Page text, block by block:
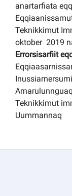
anartarfiata
Teknikkimut
oktober 2019
Errorsisarfiit
Teknikkimut
Uummannaq